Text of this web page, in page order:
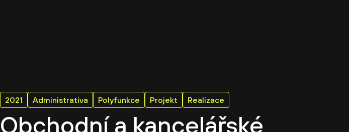
2021 Administrativa Polyfunkce Projekt Realizace
Obchodní a kancelářské